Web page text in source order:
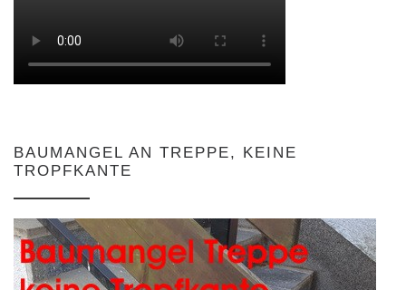
BAUMANGEL AN TREPPE, KEINE
TROPFKANTE